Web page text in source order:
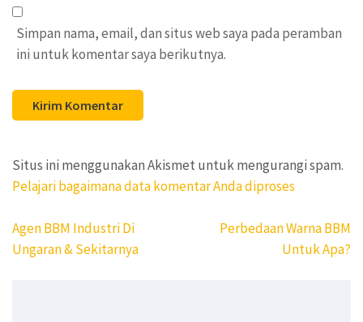
Simpan nama, email, dan situs web saya pada peramban
ini untuk komentar saya berikutnya.
Situs ini menggunakan Akismet untuk mengurangi spam.
Pelajari bagaimana data komentar Anda diproses
Navigasi
pos
Agen BBM Industri Di
Ungaran & Sekitarnya
Perbedaan Warna BBM
Untuk Apa?